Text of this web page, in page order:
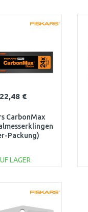
22,48 €
CarbonMax
Packung)
LAGER